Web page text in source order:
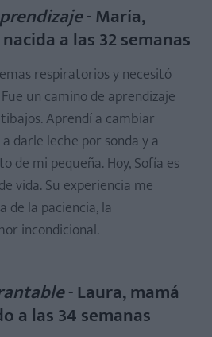
- María,
a las 32 semanas
respiratorios y necesitó
un camino de aprendizaje
Aprendí a cambiar
darle leche por sonda y a
de mi pequeña. Hoy, Sofía es
vida. Su experiencia me
de la paciencia, la
incondicional.
- Laura, mamá
a las 34 semanas